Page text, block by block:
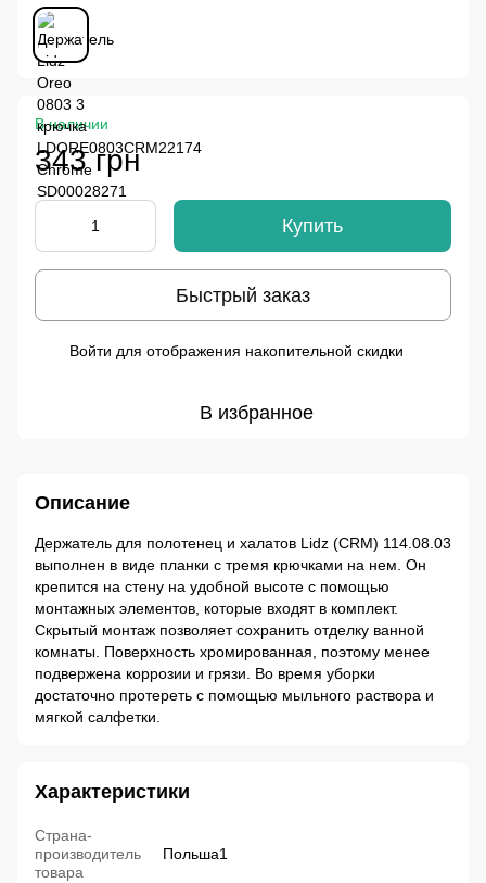
В наличии
343 грн
Купить
Быстрый заказ
Войти для отображения накопительной скидки
В избранное
Описание
Держатель для полотенец и халатов Lidz (CRM) 114.08.03
выполнен в виде планки с тремя крючками на нем. Он
крепится на стену на удобной высоте с помощью
монтажных элементов, которые входят в комплект.
Скрытый монтаж позволяет сохранить отделку ванной
комнаты. Поверхность хромированная, поэтому менее
подвержена коррозии и грязи. Во время уборки
достаточно протереть с помощью мыльного раствора и
мягкой салфетки.
Характеристики
Страна-
производитель
товара
Польша1